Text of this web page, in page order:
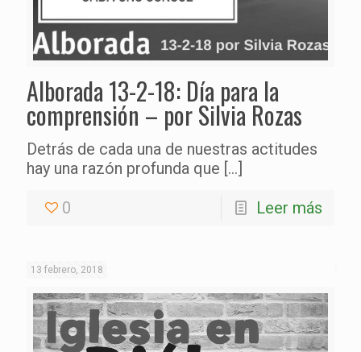
Alborada 13-2-18: Día para la
comprensión – por Silvia Rozas
Detrás de cada una de nuestras actitudes
hay una razón profunda que […]
0 Leer más
13 febrero, 2018